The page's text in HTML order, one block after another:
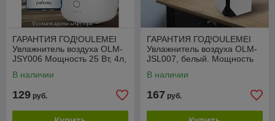
ГАРАНТИЯ ГОД!OULEMEI
Увлажнитель воздуха OLM-
JSY006 Мощность 25 Вт, 4л,
В наличии
129 руб.
ГАРАНТИЯ ГОД!OULEMEI
Увлажнитель воздуха OLM-
JSL007, белый. Мощность
В наличии
167 руб.